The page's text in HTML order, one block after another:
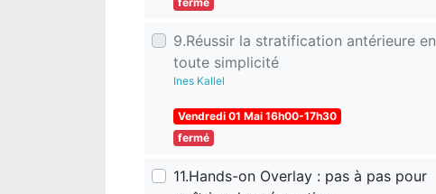
9.Réussir la stratification antérieure en
toute simplicité
Ines Kallel
Vendredi 01 Mai 16h00-17h30
fermé
11.Hands-on Overlay : pas à pas pour